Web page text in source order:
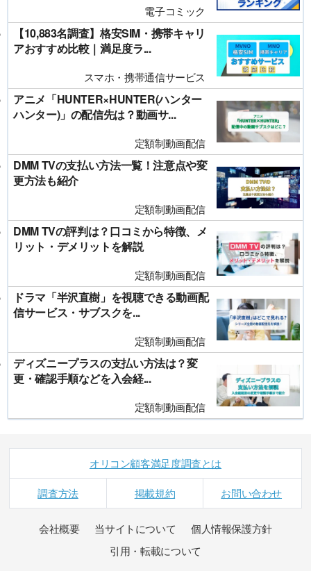
電子コミック
【10,883名調査】格安SIM・携帯キャリ
アおすすめ比較｜満足度ラ...
スマホ・携帯通信サービス
アニメ「HUNTER×HUNTER(ハンター
ハンター)」の配信先は？動画サ...
定額制動画配信
DMM TVの支払い方法一覧！注意点や変
更方法も紹介
定額制動画配信
DMM TVの評判は？口コミから特徴、メ
リット・デメリットを解説
定額制動画配信
ドラマ「半沢直樹」を視聴できる動画配
信サービス・サブスクを...
定額制動画配信
ディズニープラスの支払い方法は？変
更・確認手順などを入会経...
定額制動画配信
オリコン顧客満足度調査とは
調査方法 掲載規約 お問い合わせ
会社概要 当サイトについて
個人情報保護方針
引用・転載について